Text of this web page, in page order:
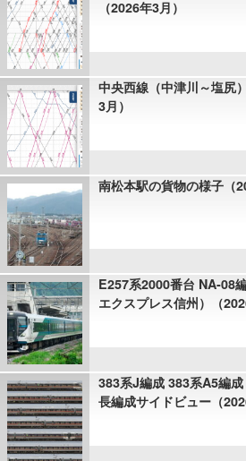
（2026年3月）
中央西線（中津川～塩尻
3月）
南松本駅の貨物の様子（
E257系2000番台 NA-08
エクスプレス信州）（
383系J編成 383系A5編
長編成サイドビュー（